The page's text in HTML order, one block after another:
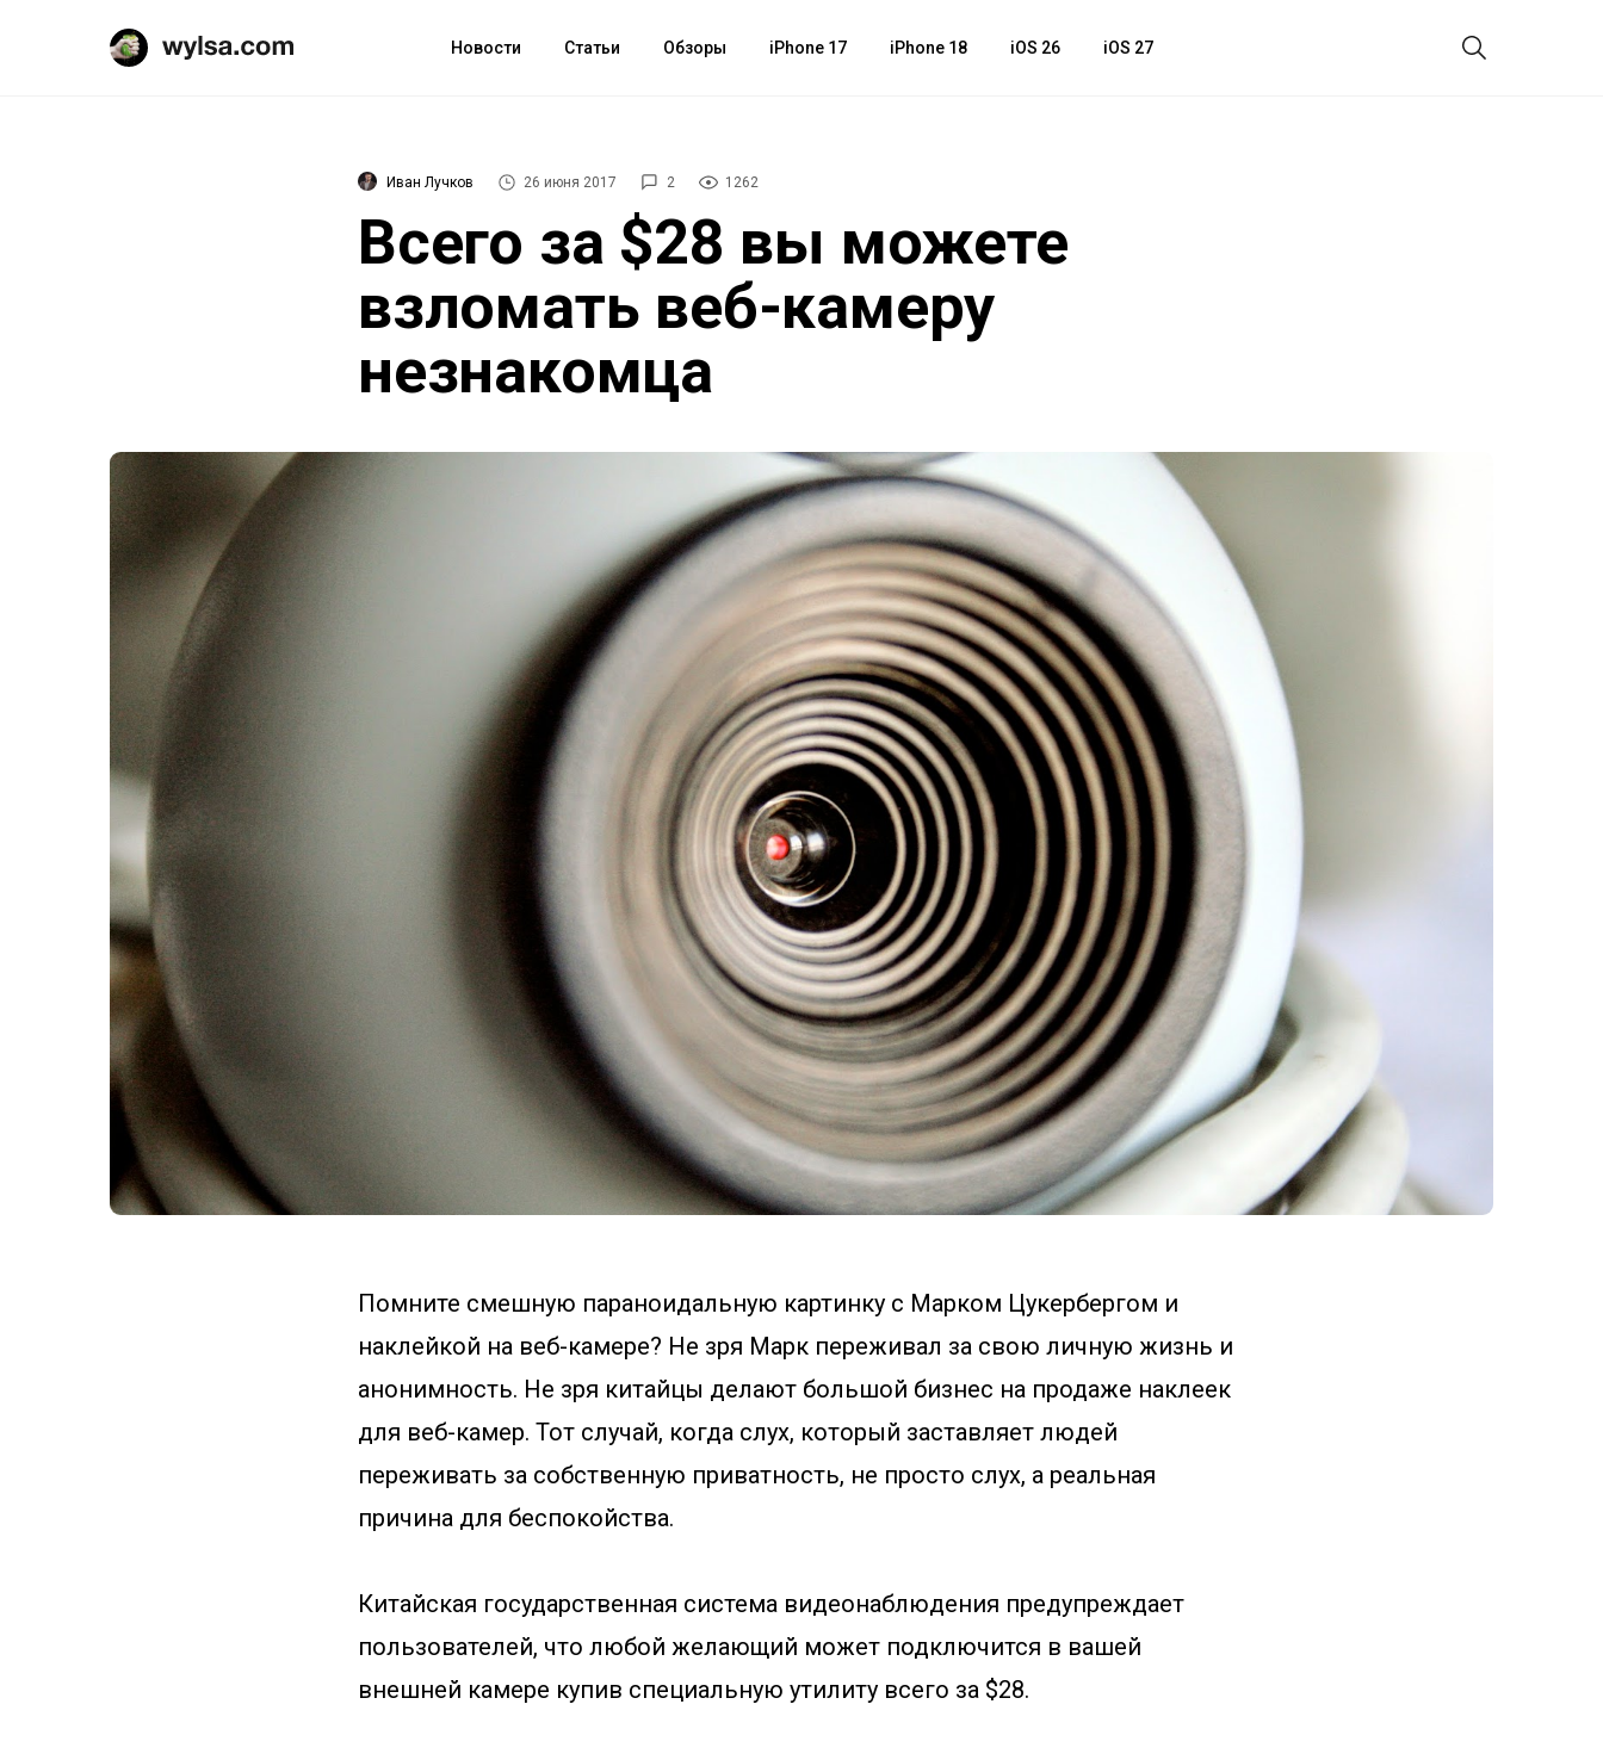
Новости Статьи Обзоры iPhone 17 iPhone 18 iOS 26 iOS 27
Иван Лучков 26 июня 2017 2 1262
Всего за $28 вы можете
взломать веб-камеру
незнакомца
Помните смешную параноидальную картинку с Марком Цукербергом и
наклейкой на веб-камере? Не зря Марк переживал за свою личную жизнь и
анонимность. Не зря китайцы делают большой бизнес на продаже наклеек
для веб-камер. Тот случай, когда слух, который заставляет людей
переживать за собственную приватность, не просто слух, а реальная
причина для беспокойства.
Китайская государственная система видеонаблюдения предупреждает
пользователей, что любой желающий может подключится в вашей
внешней камере купив специальную утилиту всего за $28.